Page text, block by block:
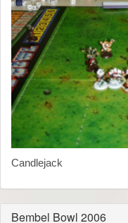
Candlejack
Bembel Bowl 2006